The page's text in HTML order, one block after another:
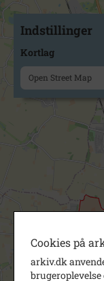
Indstillinger
Kortlag
Open Street Map
Cookies på
arkiv.dk